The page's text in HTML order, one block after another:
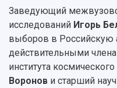
Заведующий
исследований Игорь
выборов в Российскую
действительными
института
Воронов и старший